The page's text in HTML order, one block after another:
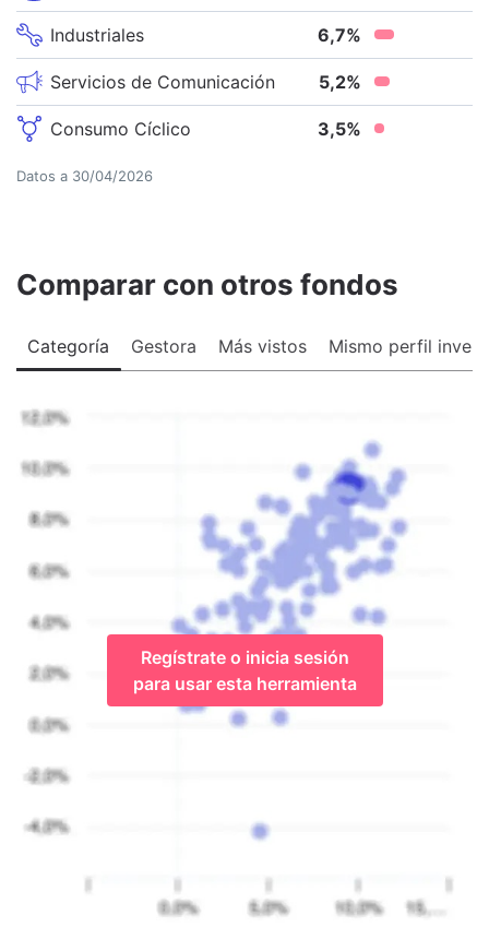
Industriales 6,7%
Servicios de Comunicación 5,2%
Consumo Cíclico 3,5%
Datos a 30/04/2026
Comparar con otros fondos
Categoría Gestora Más vistos Mismo perfil
Regístrate o inicia sesión
para usar esta herramienta